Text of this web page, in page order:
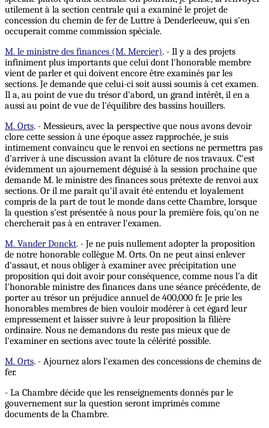
utilement à la section centrale qui a examiné le projet de
concession du chemin de fer de Luttre à Denderleeuw, qui s'en
occuperait comme commission spéciale.
M. le ministre des finances (M. Mercier). - Il y a des projets
infiniment plus importants que celui dont l'honorable membre
vient de parler et qui doivent encore être examinés par les
sections. Je demande que celui-ci soit aussi soumis à cet examen.
Il a, au point de vue du trésor d'abord, un grand intérêt, il en a
aussi au point de vue de l'équilibre des bassins houillers.
M. Orts. - Messieurs, avec la perspective que nous avons devoir
clore cette session à une époque assez rapprochée, je suis
intimement convaincu que le renvoi en sections ne permettra pas
d'arriver à une discussion avant la clôture de nos travaux. C'est
évidemment un ajournement déguisé à la session prochaine que
demande M. le ministre des finances sous prétexte de renvoi aux
sections. Or il me paraît qu'il avait été entendu et loyalement
compris de la part de tout le monde dans cette Chambre, lorsque
la question s'est présentée à nous pour la première fois, qu'on ne
chercherait pas à en entraver l'examen.
M. Vander Donckt. - Je ne puis nullement adopter la proposition
de notre honorable collègue M. Orts. On ne peut ainsi enlever
d'assaut, et nous obliger à examiner avec précipitation une
proposition qui doit avoir pour conséquence, comme nous l'a dit
l'honorable ministre des finances dans une séance précédente, de
porter au trésor un préjudice annuel de 400,000 fr. Je prie les
honorables membres de bien vouloir modérer à cet égard leur
empressement et laisser suivre à leur proposition la filière
ordinaire. Nous ne demandons du reste pas mieux que de
l'examiner en sections avec toute la célérité possible.
M. Orts. - Ajournez alors l'examen des concessions de chemins de
fer.
- La Chambre décide que les renseignements donnés par le
gouvernement sur la question seront imprimés comme
documents de la Chambre.